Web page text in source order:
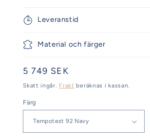
Leveranstid
Material och färger
Ordinarie
pris
5 749 SEK
Skatt ingår. Frakt beräknas i kassan.
Färg